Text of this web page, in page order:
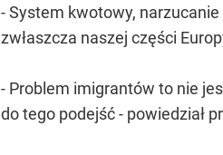
- System kwotowy,
zwłaszcza naszej części
- Problem imigrantów to nie
do tego podejść - powiedział